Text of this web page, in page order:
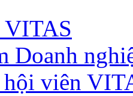
Doanh
viên